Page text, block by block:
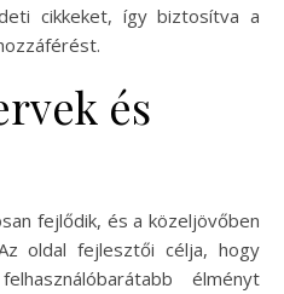
cikkeket, így biztosítva a
és
fejlődik, és a közeljövőben
oldal fejlesztői célja, hogy
élményt